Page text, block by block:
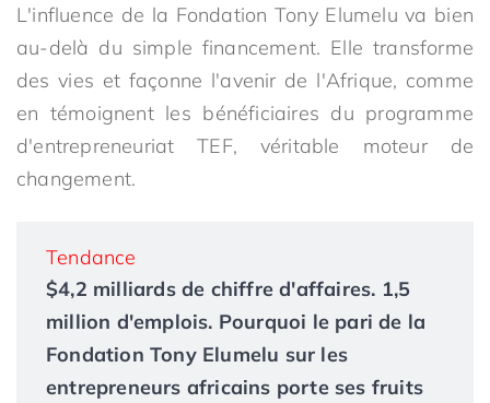
L'influence de la Fondation Tony Elumelu va bien
au-delà du simple financement. Elle transforme
des vies et façonne l'avenir de l'Afrique, comme
en témoignent les bénéficiaires du programme
d'entrepreneuriat TEF, véritable moteur de
changement.
Tendance
$4,2 milliards de chiffre d'affaires. 1,5
million d'emplois. Pourquoi le pari de la
Fondation Tony Elumelu sur les
entrepreneurs africains porte ses fruits